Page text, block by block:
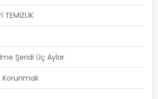
Şeridi Üç Aylar
Korunmak